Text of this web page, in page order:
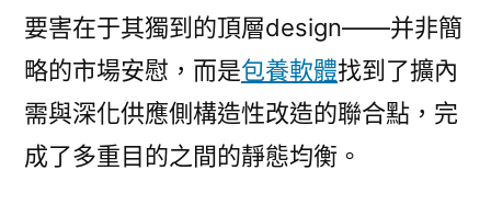
里
的
要害在于其獨到的頂層design——并非簡
略的市場安慰，而是包養軟體找到了擴內
需與深化供應側構造性改造的聯合點，完
成了多重目的之間的靜態均衡。